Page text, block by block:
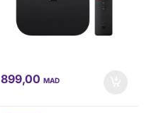
899,00MAD